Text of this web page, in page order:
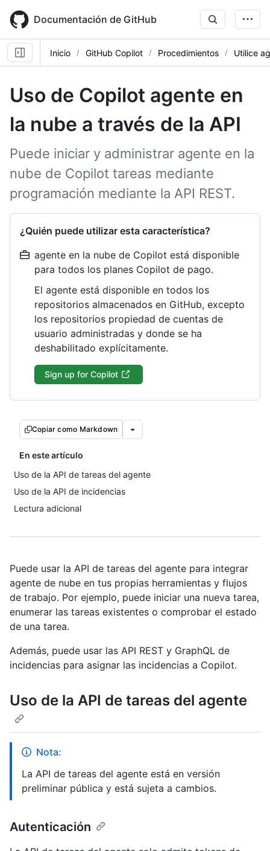
main
content
Documentación de GitHub
Inicio GitHub Copilot Procedimientos Utilice
Uso de Copilot agente en
la nube a través de la API
Puede iniciar y administrar agente en la
nube de Copilot tareas mediante
programación mediante la API REST.
¿Quién puede utilizar esta característica?
agente en la nube de Copilot está disponible
para todos los planes Copilot de pago.
El agente está disponible en todos los
repositorios almacenados en GitHub, excepto
los repositorios propiedad de cuentas de
usuario administradas y donde se ha
deshabilitado explícitamente.
Sign up for Copilot
Copiar como Markdown
En este artículo
Uso de la API de tareas del agente
Uso de la API de incidencias
Lectura adicional
Puede usar la API de tareas del agente para integrar
agente de nube en tus propias herramientas y flujos
de trabajo. Por ejemplo, puede iniciar una nueva tarea,
enumerar las tareas existentes o comprobar el estado
de una tarea.
Además, puede usar las API REST y GraphQL de
incidencias para asignar las incidencias a Copilot.
Uso de la API de tareas del agente
Nota:
La API de tareas del agente está en versión
preliminar pública y está sujeta a cambios.
Autenticación